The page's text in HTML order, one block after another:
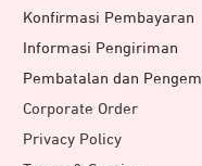
Konfirmasi Pembayaran
Informasi Pengiriman
Pembatalan dan
Corporate Order
Privacy Policy